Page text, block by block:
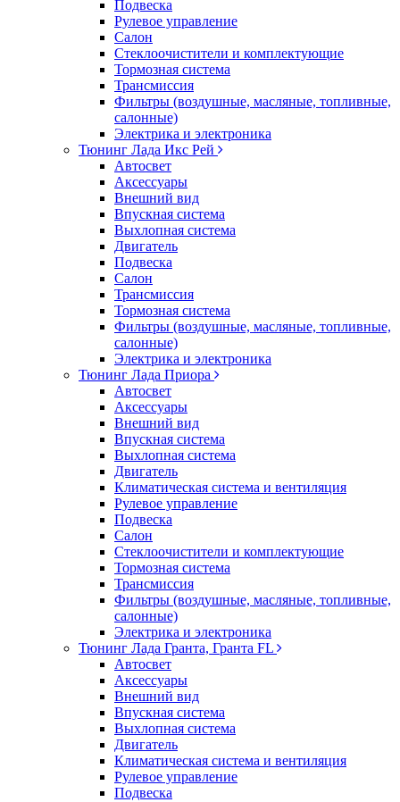
Подвеска
Рулевое управление
Салон
Стеклоочистители и комплектующие
Тормозная система
Трансмиссия
Фильтры (воздушные, масляные, топливные,
салонные)
Электрика и электроника
Тюнинг Лада Икс Рей
Автосвет
Аксессуары
Внешний вид
Впускная система
Выхлопная система
Двигатель
Подвеска
Салон
Трансмиссия
Тормозная система
Фильтры (воздушные, масляные, топливные,
салонные)
Электрика и электроника
Тюнинг Лада Приора
Автосвет
Аксессуары
Внешний вид
Впускная система
Выхлопная система
Двигатель
Климатическая система и вентиляция
Рулевое управление
Подвеска
Салон
Стеклоочистители и комплектующие
Тормозная система
Трансмиссия
Фильтры (воздушные, масляные, топливные,
салонные)
Электрика и электроника
Тюнинг Лада Гранта, Гранта FL
Автосвет
Аксессуары
Внешний вид
Впускная система
Выхлопная система
Двигатель
Климатическая система и вентиляция
Рулевое управление
Подвеска